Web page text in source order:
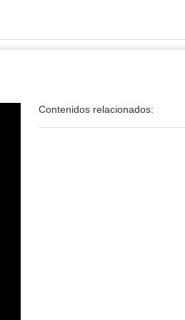
Contenidos relacionados: